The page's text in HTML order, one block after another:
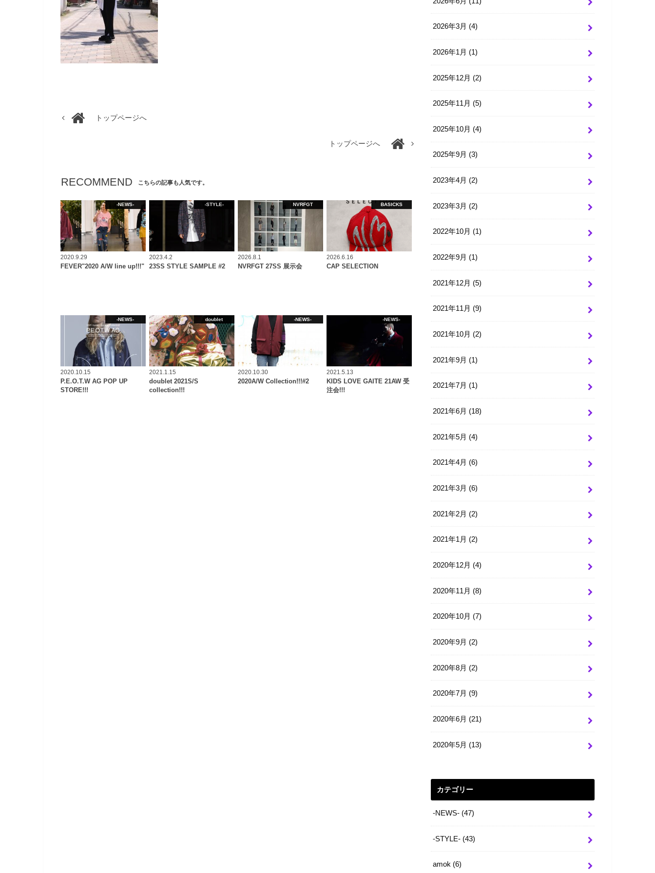
トップページへ
トップページへ
RECOMMEND こちらの記事も人気です。
-NEWS-
2020.9.29
FEVER"2020 A/W line up!!!"
-STYLE-
2023.4.2
23SS STYLE SAMPLE #2
NVRFGT
2026.8.1
NVRFGT 27SS 展示会
BASICKS
2026.6.16
CAP SELECTION
-NEWS-
2020.10.15
P.E.O.T.W AG POP UP
STORE!!!
doublet
2021.1.15
doublet 2021S/S
collection!!!
-NEWS-
2020.10.30
2020A/W Collection!!!#2
-NEWS-
2021.5.13
KIDS LOVE GAITE 21AW 受
注会!!!
2026年3月 (4)
2026年1月 (1)
2025年12月 (2)
2025年11月 (5)
2025年10月 (4)
2025年9月 (3)
2023年4月 (2)
2023年3月 (2)
2022年10月 (1)
2022年9月 (1)
2021年12月 (5)
2021年11月 (9)
2021年10月 (2)
2021年9月 (1)
2021年7月 (1)
2021年6月 (18)
2021年5月 (4)
2021年4月 (6)
2021年3月 (6)
2021年2月 (2)
2021年1月 (2)
2020年12月 (4)
2020年11月 (8)
2020年10月 (7)
2020年9月 (2)
2020年8月 (2)
2020年7月 (9)
2020年6月 (21)
2020年5月 (13)
カテゴリー
-NEWS- (47)
-STYLE- (43)
amok (6)